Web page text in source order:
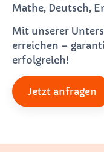
Mathe, Deutsch,
Mit unserer
erreichen –
erfolgreich!
Jetzt anfragen